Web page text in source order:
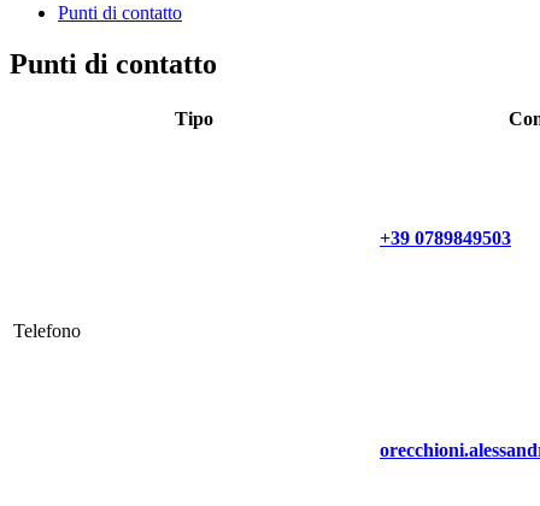
Punti di contatto
Punti di contatto
Tipo
Telefono
+39 0789849503